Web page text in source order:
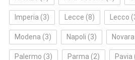
Imperia (3) Lecce (8) Lecco
Modena (3) Napoli (3) Novara
Palermo (3) Parma (2) Pavia